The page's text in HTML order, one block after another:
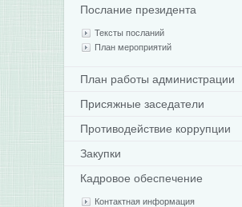
Послание президента
Тексты посланий
План мероприятий
План работы администрации
Присяжные заседатели
Противодействие коррупции
Закупки
Кадровое обеспечение
Контактная информация